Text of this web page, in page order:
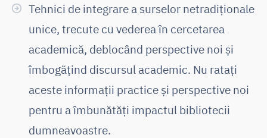
Tehnici de integrare a surselor netradiționale
unice, trecute cu vederea în cercetarea
academică, deblocând perspective noi și
îmbogățind discursul academic. Nu ratați
aceste informații practice și perspective noi
pentru a îmbunătăți impactul bibliotecii
dumneavoastre.